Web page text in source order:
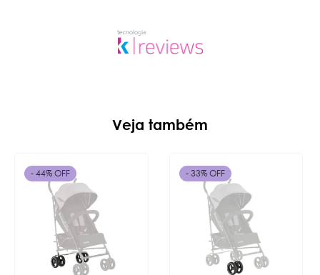
Veja também
- 44% OFF - 33% OFF